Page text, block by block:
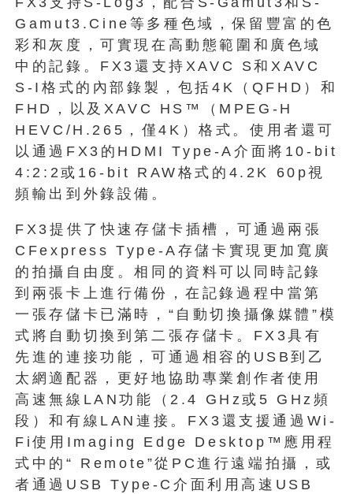
Gamut3.Cine等多種色域，保留豐富的色
彩和灰度，可實現在高動態範圍和廣色域
中的記錄。FX3還支持XAVC S和XAVC
S-I格式的內部錄製，包括4K（QFHD）和
FHD，以及XAVC HS™（MPEG-H
HEVC/H.265，僅4K）格式。使用者還可
以通過FX3的HDMI Type-A介面將10-bit
4:2:2或16-bit RAW格式的4.2K 60p視
頻輸出到外錄設備。
FX3提供了快速存儲卡插槽，可通過兩張
CFexpress Type-A存儲卡實現更加寬廣
的拍攝自由度。相同的資料可以同時記錄
到兩張卡上進行備份，在記錄過程中當第
一張存儲卡已滿時，“自動切換攝像媒體”模
式將自動切換到第二張存儲卡。FX3具有
先進的連接功能，可通過相容的USB到乙
太網適配器，更好地協助專業創作者使用
高速無線LAN功能（2.4 GHz或5 GHz頻
段）和有線LAN連接。FX3還支援通過Wi-
Fi使用Imaging Edge Desktop™應用程
式中的“ Remote”從PC進行遠端拍攝，或
者通過USB Type-C介面利用高速USB